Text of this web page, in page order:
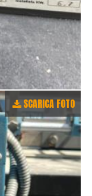
SCARICA FOTO